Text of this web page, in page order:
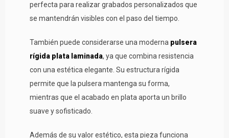
perfecta para realizar grabados personalizados que
se mantendrán visibles con el paso del tiempo.
También puede considerarse una moderna pulsera
rígida plata laminada, ya que combina resistencia
con una estética elegante. Su estructura rígida
permite que la pulsera mantenga su forma,
mientras que el acabado en plata aporta un brillo
suave y sofisticado.
Además de su valor estético, esta pieza funciona